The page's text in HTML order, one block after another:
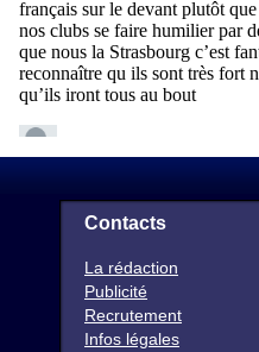
Contacts
La rédaction
Publicité
Recrutement
Infos légales